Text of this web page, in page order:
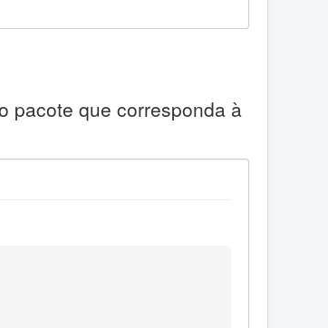
pacote que corresponda à